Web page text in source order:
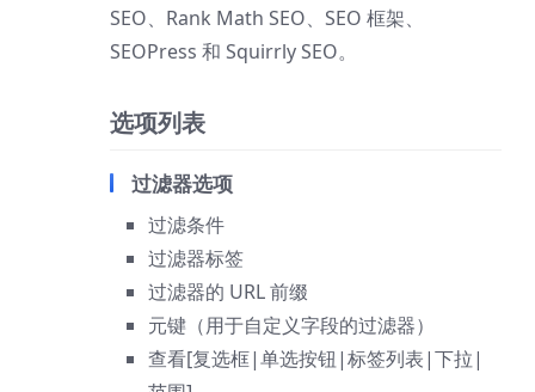
SEO、Rank Math SEO、SEO 框架、
SEOPress 和 Squirrly SEO。
选项列表
过滤器选项
过滤条件
过滤器标签
过滤器的 URL 前缀
元键（用于自定义字段的过滤器）
查看[复选框|单选按钮|标签列表|下拉|